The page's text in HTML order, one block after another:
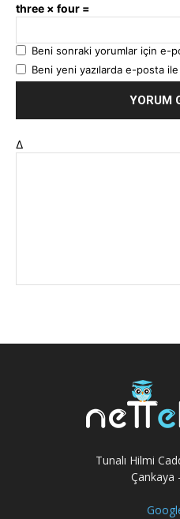
three × four =
Beni sonraki yorumlar için e-
Beni yeni yazılarda e-posta
Δ
Tunalı Hilmi
Çankaya